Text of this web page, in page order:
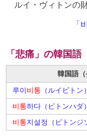
ルイ・ヴィトンの
「
「悲痛」の韓国
韓国語（
루이 비통 （ルイビトン）
비통하다（ピトンハダ）
비통지설정（ピトンジ